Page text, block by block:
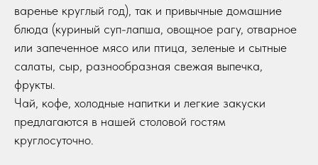
варенье круглый год), так и привычные домашние
блюда (куриный суп-лапша, овощное рагу, отварное
или запеченное мясо или птица, зеленые и сытные
салаты, сыр, разнообразная свежая выпечка,
фрукты.
Чай, кофе, холодные напитки и легкие закуски
предлагаются в нашей столовой гостям
круглосуточно.